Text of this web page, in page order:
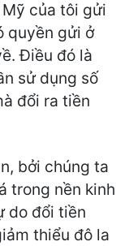
của tôi gửi
quyền gửi ở
Điều đó là
sử dụng số
đổi ra tiền
bởi chúng ta
trong nền kinh
do đổi tiền
thiểu đô la